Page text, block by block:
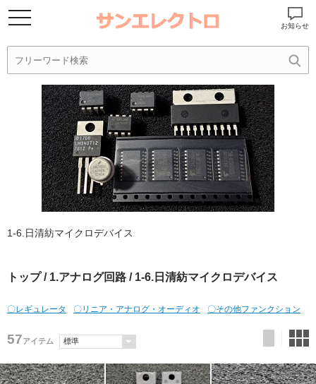
お知らせ
1-6.日清紡マイクロデバイス
トップ/ 1.アナログ回路 / 1-6.日清紡マイクロデバイス
〇レギュレータ 〇リニア・アナログ・オーディオ 〇その他ファンクション
57アイテム